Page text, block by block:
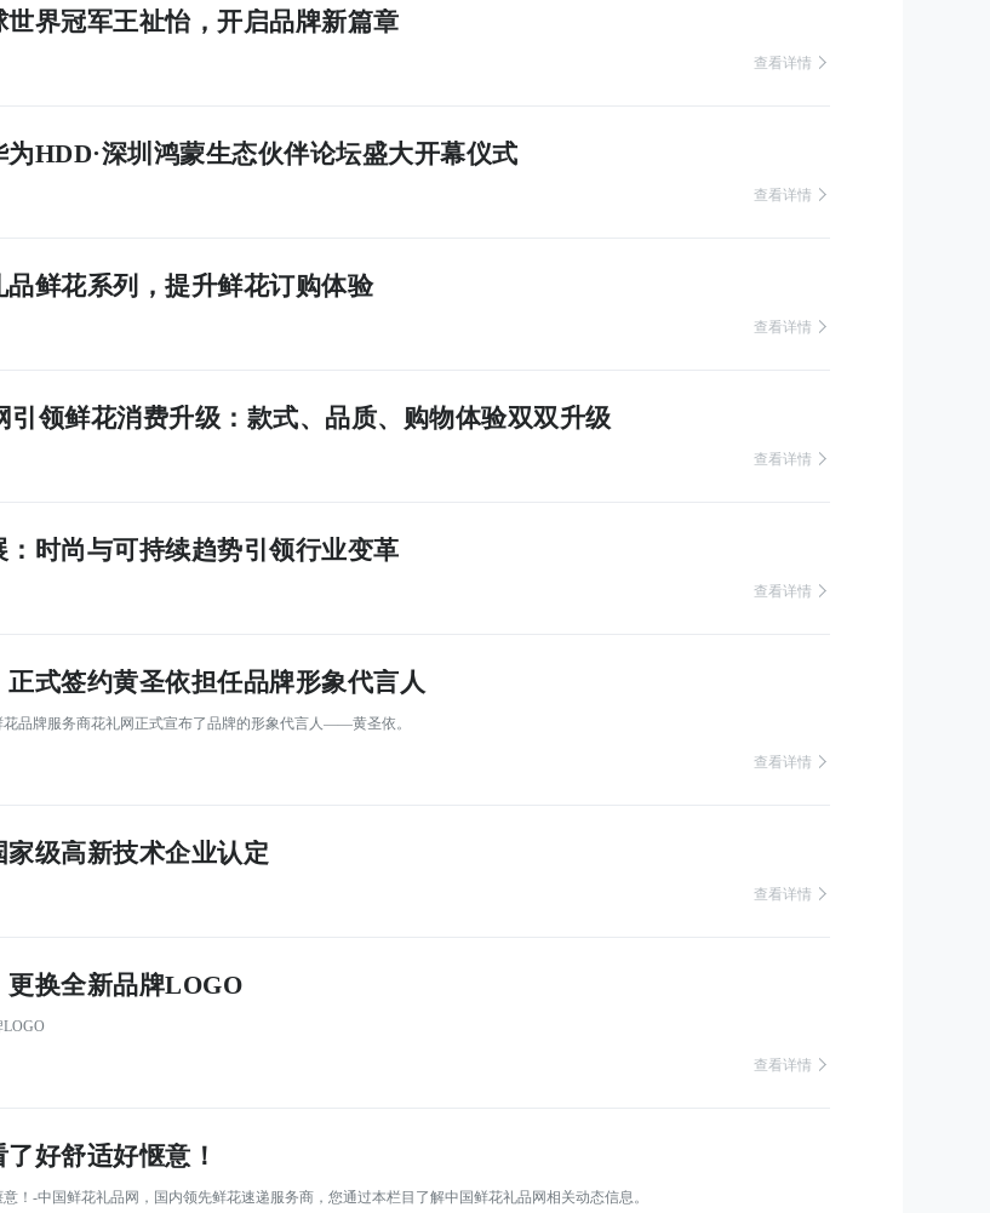
界冠军王祉怡，开启品牌新篇章
查看详情
HDD·深圳鸿蒙生态伙伴论坛盛大开幕仪式
查看详情
鲜花系列，提升鲜花订购体验
查看详情
引领鲜花消费升级：款式、品质、购物体验双双升级
查看详情
时尚与可持续趋势引领行业变革
查看详情
式签约黄圣依担任品牌形象代言人
品牌服务商花礼网正式宣布了品牌的形象代言人——黄圣依。
查看详情
级高新技术企业认定
查看详情
换全新品牌LOGO
查看详情
好舒适好惬意！
！-中国鲜花礼品网，国内领先鲜花速递服务商，您通过本栏目了解中国鲜花礼品网相关动态信息。